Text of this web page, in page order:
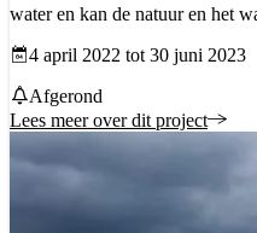
water en kan de natuur en het
Datum vanaf
4 april 2022 tot 30 juni 2023
Status
Afgerond
Lees meer over dit project